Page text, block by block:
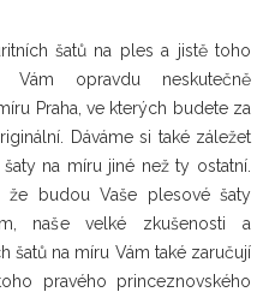
šatů na ples a jistě toho
Vám opravdu neskutečně
Praha, ve kterých budete za
Dáváme si také záležet
na míru jiné než ty ostatní.
budou Vaše plesové šaty
naše velké zkušenosti a
šatů na míru Vám také zaručují
pravého princeznovského